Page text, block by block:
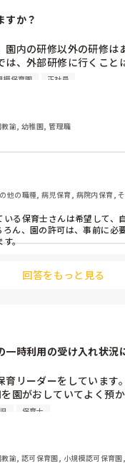
のもあるので条件面だけ
ただ体力的にも負担的
い保育環境や状況になって
…といったかたちで。
えるかわからない、って理由
するのでしょうけど。
入が少なくなっても生活が
務で1ヶ月でも2週間でも様
のであれば、子どもが増える
な風になるという考えなの
ですね。
部分がありますし。
してありがとうございます
ことがありまして…みたいな
すよね。
すか？
園内の研修以外の研修は
は、外部研修に行くこと
切な対応や新しい情報を
模保育園 正社員
諭, 幼稚園, 管理職
他の職種, 病児保育, 病院内保育,
いる保育士さんは希望して、
ろん、園の許可は、事前に必
す。
回答をもっと見る
一時利用の受け入れ状況
リーダーをしています。
園がおしていてよく預
子どもたちのこともあり
時利用どの位受け入れ
保育士
諭, 認可保育園, 小規模認可保育園